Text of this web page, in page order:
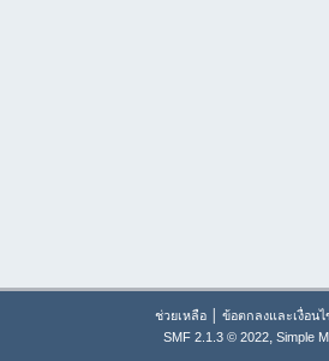
ช่วยเหลือ | ข้อตกลงและเงื่อนไ
SMF 2.1.3 © 2022, Simple